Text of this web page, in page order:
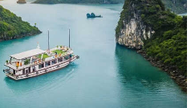
của cá thể Trăn đất
Hải khóa II thông qua 7 nghị quyết
khảo sát thực tế, làm việc tại đặc